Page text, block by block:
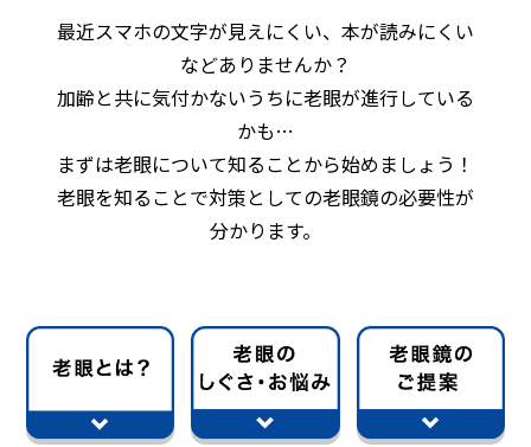
最近スマホの文字が見えにくい、本が読みにくい
などありませんか？
加齢と共に気付かないうちに老眼が進行している
かも…
まずは老眼について知ることから始めましょう！
老眼を知ることで対策としての老眼鏡の必要性が
分かります。